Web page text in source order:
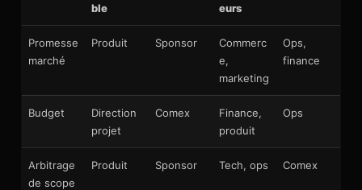
ble
eurs
Promesse
marché
Produit Sponsor
Commerc
e,
marketing
Ops,
finance
Budget
Direction
projet
Comex
Finance,
produit
Ops
Arbitrage
de scope
Produit Sponsor Tech, ops Comex